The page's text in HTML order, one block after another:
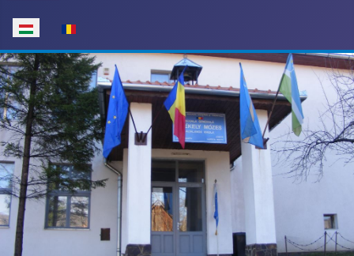
Válasszon nyelvet